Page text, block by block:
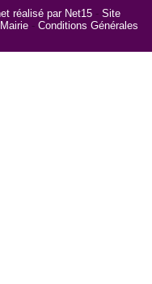
réalisé par Net15 - Site
- Conditions Générales